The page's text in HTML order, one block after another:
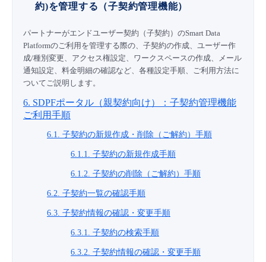
約)を管理する（子契約管理機能）
パートナーがエンドユーザー契約（子契約）のSmart Data
Platformのご利用を管理する際の、子契約の作成、ユーザー作
成/種別変更、アクセス権設定、ワークスペースの作成、メール
通知設定、料金明細の確認など、各種設定手順、ご利用方法に
ついてご説明します。
6. SDPFポータル（親契約向け）：子契約管理機能
ご利用手順
6.1. 子契約の新規作成・削除（ご解約）手順
6.1.1. 子契約の新規作成手順
6.1.2. 子契約の削除（ご解約）手順
6.2. 子契約一覧の確認手順
6.3. 子契約情報の確認・変更手順
6.3.1. 子契約の検索手順
6.3.2. 子契約情報の確認・変更手順